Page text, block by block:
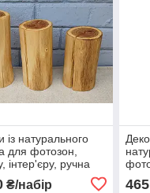
із натурального
для фотозон,
інтер'єру, ручна
₴/набір 465